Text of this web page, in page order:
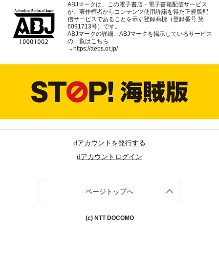
ABJマークは、この電子書店・電子書籍配信サービス
が、著作権者からコンテンツ使用許諾を得た正規版配
信サービスであることを示す登録商標（登録番号 第
6091713号）です。
ABJマークの詳細、ABJマークを掲示しているサービス
の一覧はこちら
→https://aebs.or.jp/
dアカウントを発行する
dアカウントログイン
ページトップへ
(c) NTT DOCOMO